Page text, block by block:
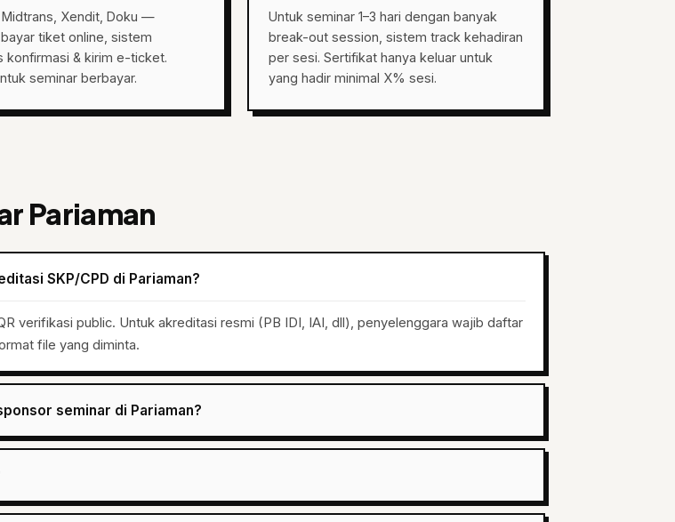
Xendit, Doku —
tiket online, sistem
konfirmasi & kirim e-ticket.
seminar berbayar.
Untuk seminar 1–3 hari dengan banyak
break-out session, sistem track kehadiran
per sesi. Sertifikat hanya keluar untuk
yang hadir minimal X% sesi.
Pariaman
SKP/CPD di Pariaman?
verifikasi public. Untuk akreditasi resmi (PB IDI, IAI, dll), penyelenggara wajib daftar
file yang diminta.
seminar di Pariaman?